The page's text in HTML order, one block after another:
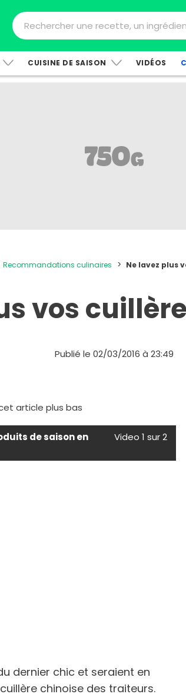
CUISINE DE SAISON VIDÉOS
Recommandations culinaires Ne lavez plus
vos
Publié le 02/03/2016 à 23:49
article plus bas
de saison en
Video 1 sur 2
dernier chic et seraient en
chinoise des traiteurs.